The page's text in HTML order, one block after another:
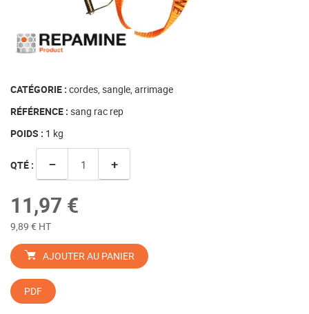
CATÉGORIE : cordes, sangle, arrimage
RÉFÉRENCE : sang rac rep
POIDS : 1 kg
QTÉ : − +
11,97 €
9,89 € HT
AJOUTER AU PANIER
PDF